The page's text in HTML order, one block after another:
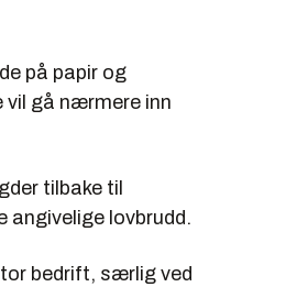
på papir og
vil gå nærmere inn
tilbake til
angivelige lovbrudd.
bedrift, særlig ved